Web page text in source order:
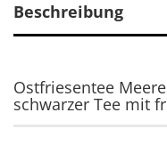
Beschreibung
Ostfriesentee
schwarzer Tee mit